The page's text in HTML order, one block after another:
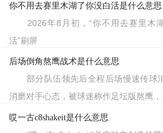
你不用去赛里木湖了你没白活是什么意思
2026年8月初，“你不用去赛里木
活”刷屏
后场倒角熬鹰战术是什么意思
部分队伍领先后全程后场慢速传球
消磨对手心态，被球迷称作足坛版熬鹰，
哎一古c8shakeit是什么意思